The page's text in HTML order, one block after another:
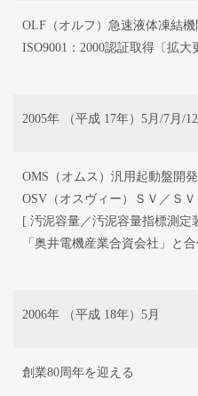
OLF（オルフ）急速液体凍結機
ISO9001：2000認証取得〔拡大
2005年 （平成 17年）5月/7月/12
OMS（オムス）汎用起動盤開
OSV（オスヴィー）ＳＶ／Ｓ
[ 汚泥容量／汚泥容量指標測定
「奥井電機産業合資会社」と
2006年 （平成 18年）5月
創業80周年を迎える